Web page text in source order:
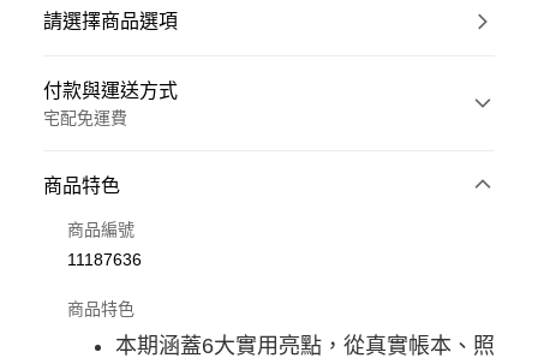
請選擇商品選項
付款與運送方式
宅配免運費
LINE Pay
Apple Pay
商品特色
商品編號
11187636
商品特色
本期涵蓋6大實用亮點，從真實帳本、照